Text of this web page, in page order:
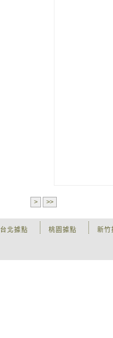
> >>
新竹
桃園據點
台北據點